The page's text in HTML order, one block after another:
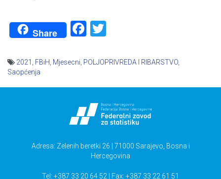
Share Facebook
2021 FBiH Mjesecni POLJOPRIVREDA I RIBARSTVO
Saopćenja
Adresa: Zelenih beretki 26 | 71000 Sarajevo, Bosna i
Hercegovina
Tel: +387 33 20 64 52 | Fax: +387 33 22 61 51